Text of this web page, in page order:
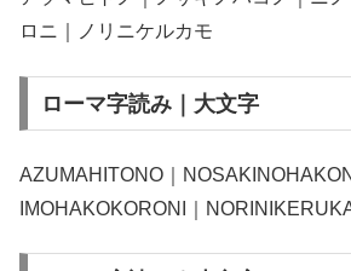
ロニ｜ノリニケルカモ
ローマ字読み｜大文字
AZUMAHITONO｜
IMOHAKOKORONI｜